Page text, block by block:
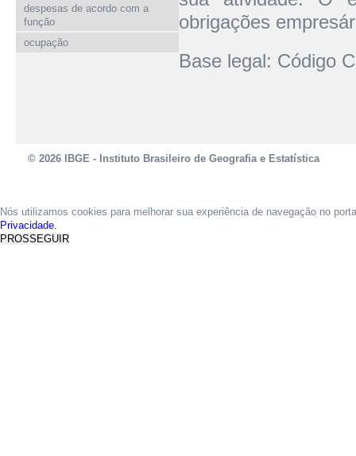
despesas de acordo com a
função
ocupação
obrigações
Base legal: Código
© 2026 IBGE - Instituto Brasileiro de Geografia e Estatística
Nós utilizamos cookies para melhorar sua experiência de navegação no
Privacidade.
PROSSEGUIR